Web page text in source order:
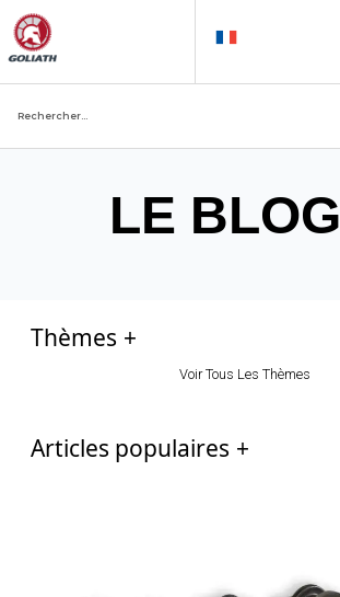
LE BLOG
Thèmes
Voir Tous Les Thèmes
Articles populaires